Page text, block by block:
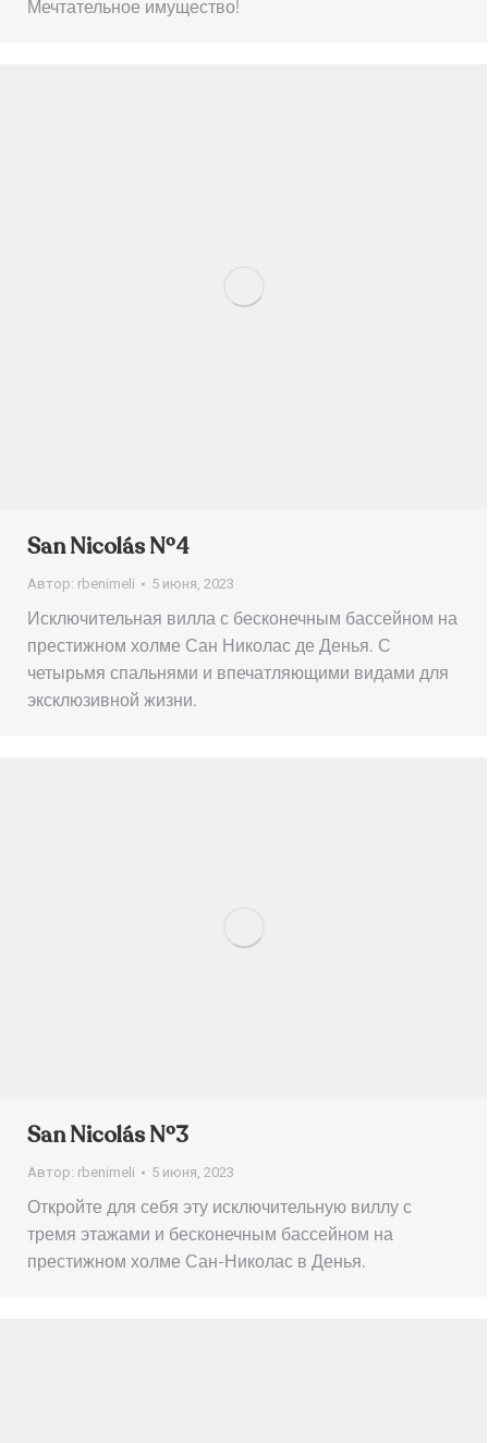
Мечтательное имущество!
San Nicolás Nº4
Автор: rbenimeli 5 июня, 2023
Исключительная вилла с бесконечным бассейном на
престижном холме Сан Николас де Денья. С
четырьмя спальнями и впечатляющими видами для
эксклюзивной жизни.
San Nicolás Nº3
Автор: rbenimeli 5 июня, 2023
Откройте для себя эту исключительную виллу с
тремя этажами и бесконечным бассейном на
престижном холме Сан-Николас в Денья.